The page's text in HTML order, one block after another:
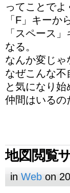
ってことで
「F」キーか
「スペース
なる。
なんか変じゃ
なぜこんな不
と気になり始
仲間はいるの
地図閲覧
inWeb on